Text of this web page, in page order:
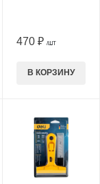
470 ₽ /ШТ
В КОРЗИНУ